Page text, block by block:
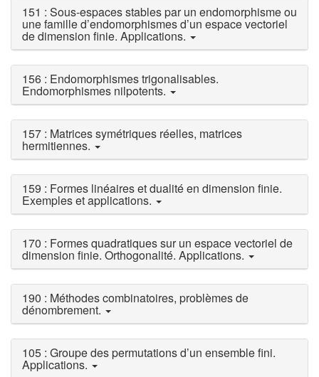
151 : Sous-espaces stables par un endomorphisme ou
une famille d’endomorphismes d’un espace vectoriel
de dimension finie. Applications.
156 : Endomorphismes trigonalisables.
Endomorphismes nilpotents.
157 : Matrices symétriques réelles, matrices
hermitiennes.
159 : Formes linéaires et dualité en dimension finie.
Exemples et applications.
170 : Formes quadratiques sur un espace vectoriel de
dimension finie. Orthogonalité. Applications.
190 : Méthodes combinatoires, problèmes de
dénombrement.
105 : Groupe des permutations d’un ensemble fini.
Applications.